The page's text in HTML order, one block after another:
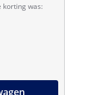
korting was: